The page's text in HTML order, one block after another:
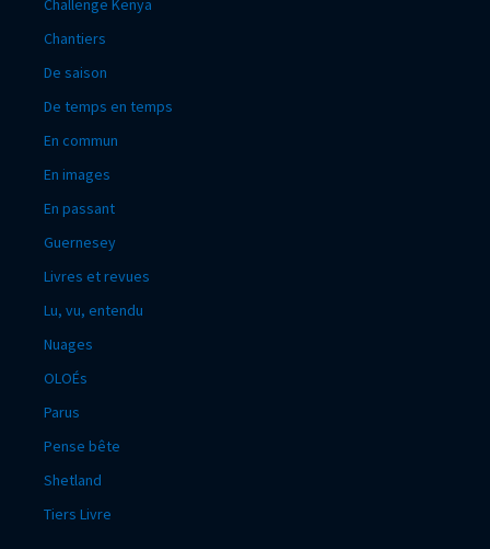
Challenge Kenya
Chantiers
De saison
De temps en temps
En commun
En images
En passant
Guernesey
Livres et revues
Lu, vu, entendu
Nuages
OLOÉs
Parus
Pense bête
Shetland
Tiers Livre